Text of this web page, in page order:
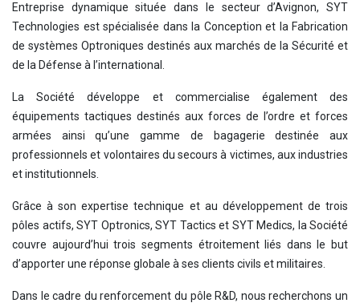
Entreprise dynamique située dans le secteur d’Avignon, SYT
Technologies est spécialisée dans la Conception et la Fabrication
de systèmes Optroniques destinés aux marchés de la Sécurité et
de la Défense à l’international.
La Société développe et commercialise également des
équipements tactiques destinés aux forces de l’ordre et forces
armées ainsi qu’une gamme de bagagerie destinée aux
professionnels et volontaires du secours à victimes, aux industries
et institutionnels.
Grâce à son expertise technique et au développement de trois
pôles actifs, SYT Optronics, SYT Tactics et SYT Medics, la Société
couvre aujourd’hui trois segments étroitement liés dans le but
d’apporter une réponse globale à ses clients civils et militaires.
Dans le cadre du renforcement du pôle R&D, nous recherchons un